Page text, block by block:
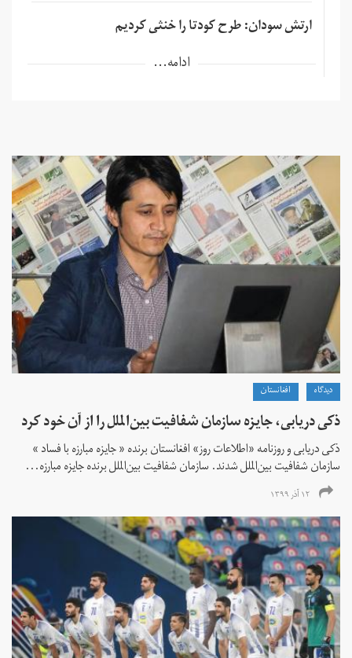
ارتش سودان: طرح کودتا را خنثی کردیم
ادامه...
دیدگاه افغانستان
ذکی دریابی، جایزه سازمان شفافیت بین‌الملل را از آن خود کرد
ذکی دریابی و روزنامه «اطلاعات‌ روز» افغانستان برنده « جایزه مبارزه با فساد »
سازمان شفافیت بین‌الملل شدند. سازمان شفافیت بین‌الملل برنده جایزه مبارزه...
۱۲ آذر ۱۳۹۹